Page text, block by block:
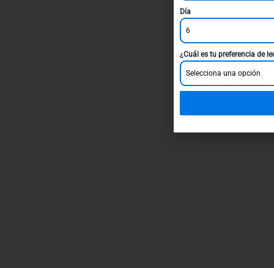
Día
6
¿Cuál es tu preferencia de
Selecciona una opción